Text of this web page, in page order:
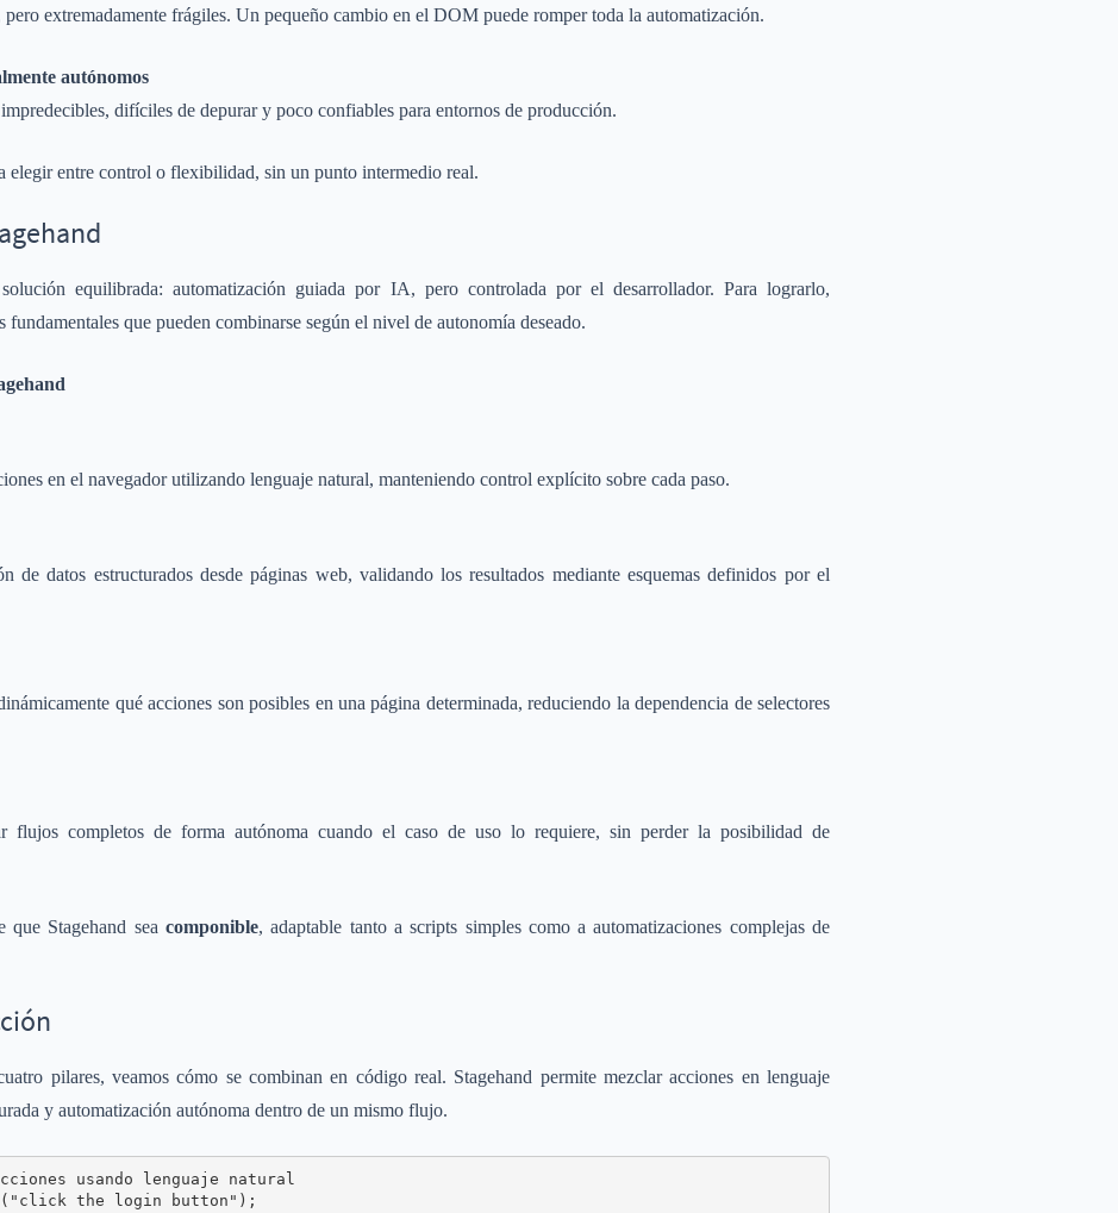
pero extremadamente frágiles. Un pequeño cambio en el DOM puede romper toda la automatización.
autónomos
difíciles de depurar y poco confiables para entornos de producción.
elegir entre control o flexibilidad, sin un punto intermedio real.
equilibrada: automatización guiada por IA, pero controlada por el desarrollador. Para lograrlo,
que pueden combinarse según el nivel de autonomía deseado.
en el navegador utilizando lenguaje natural, manteniendo control explícito sobre cada paso.
de datos estructurados desde páginas web, validando los resultados mediante esquemas definidos por el
qué acciones son posibles en una página determinada, reduciendo la dependencia de selectores
flujos completos de forma autónoma cuando el caso de uso lo requiere, sin perder la posibilidad de
que Stagehand seacomponible, adaptable tanto a scripts simples como a automatizaciones complejas de
pilares, veamos cómo se combinan en código real. Stagehand permite mezclar acciones en lenguaje
y automatización autónoma dentro de un mismo flujo.
usando lenguaje natural
the login button");